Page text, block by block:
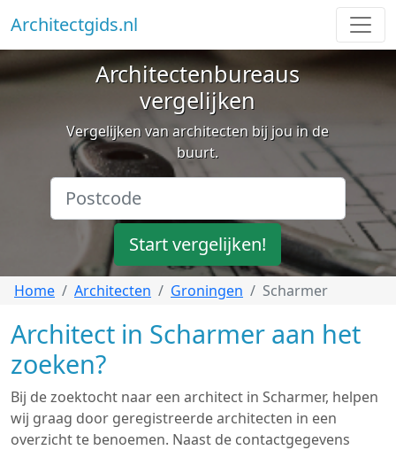
Architectgids.nl
Architectenbureaus
vergelijken
Vergelijken van architecten bij jou in de
buurt.
Start vergelijken!
Home Architecten Groningen Scharmer
Architect in Scharmer aan het
zoeken?
Bij de zoektocht naar een architect in Scharmer, helpen
wij graag door geregistreerde architecten in een
overzicht te benoemen. Naast de contactgegevens